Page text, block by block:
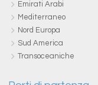
Emirati Arabi
Mediterraneo
Nord Europa
Sud America
Transoceaniche